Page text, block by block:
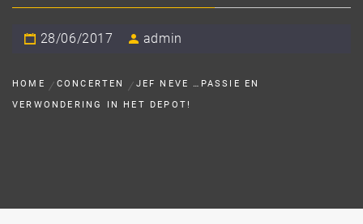
28/06/2017 admin
HOME CONCERTEN
JEF NEVE …PASSIE EN
VERWONDERING IN HET DEPOT!